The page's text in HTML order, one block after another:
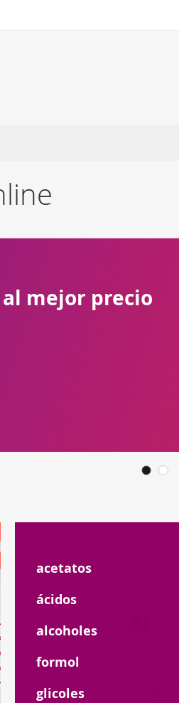
mejor precio
acetatos
ácidos
alcoholes
formol
glicoles